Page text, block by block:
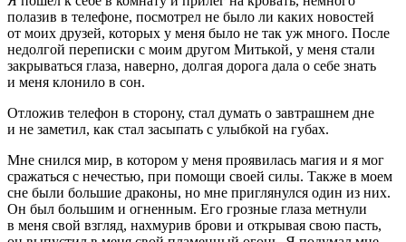
полазив в телефоне, посмотрел не было ли каких новостей
от моих друзей, которых у меня было не так уж много. После
недолгой переписки с моим другом Митькой, у меня стали
закрываться глаза, наверно, долгая дорога дала о себе знать
и меня клонило в сон.
Отложив телефон в сторону, стал думать о завтрашнем дне
и не заметил, как стал засыпать с улыбкой на губах.
Мне снился мир, в котором у меня проявилась магия и я мог
сражаться с нечестью, при помощи своей силы. Также в моем
сне были большие драконы, но мне приглянулся один из них.
Он был большим и огненным. Его грозные глаза метнули
в меня свой взгляд, нахмурив брови и открывая свою пасть,